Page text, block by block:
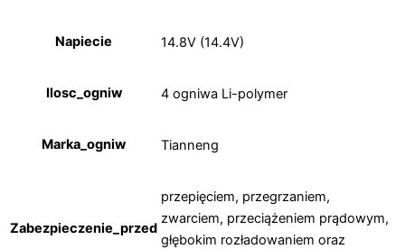
Napiecie 14.8V (14.4V)
Ilosc_ogniw 4 ogniwa Li-polymer
Marka_ogniw Tianneng
Zabezpieczenie_przed
przepięciem, przegrzaniem,
zwarciem, przeciążeniem prądowym,
głębokim rozładowaniem oraz